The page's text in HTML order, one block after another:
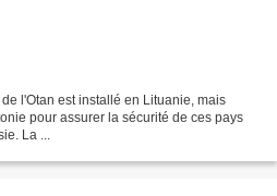
l'Otan est installé en Lituanie, mais
pour assurer la sécurité de ces pays
La ...